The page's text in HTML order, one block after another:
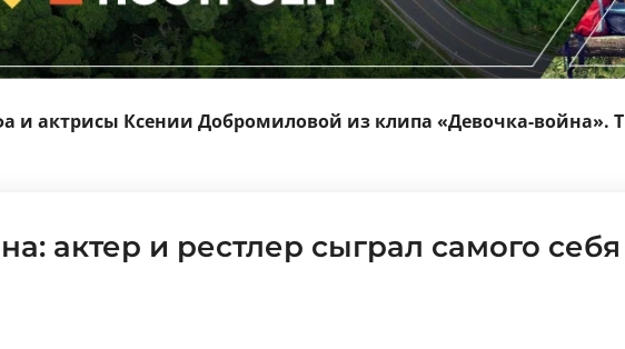
и актрисы Ксении Добромиловой из клипа «Девочка-война».
актер и рестлер сыграл самого